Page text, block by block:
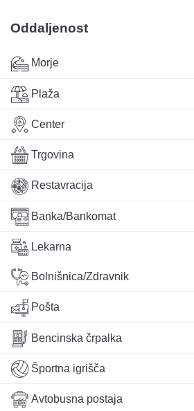
Oddaljenost
Morje
Plaža
Center
Trgovina
Restavracija
Banka/Bankomat
Lekarna
Bolnišnica/Zdravnik
Pošta
Bencinska črpalka
Športna igrišča
Avtobusna postaja